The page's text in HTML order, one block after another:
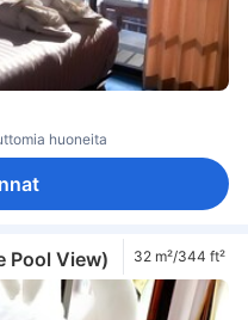
huoneita
Pool View) 32 m²/344 ft²